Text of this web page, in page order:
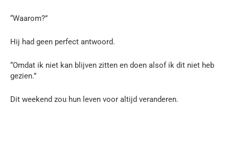
“Waarom?”
Hij had geen perfect antwoord.
“Omdat ik niet kan blijven zitten en doen alsof ik dit niet heb
gezien.”
Dit weekend zou hun leven voor altijd veranderen.